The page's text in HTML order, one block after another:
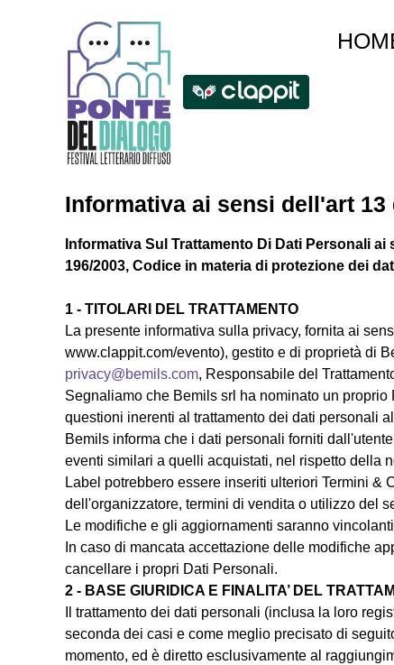
Informativa ai sensi dell'art 13
Informativa Sul Trattamento Di Dati Personali
196/2003, Codice in materia di protezione dei
1 - TITOLARI DEL TRATTAMENTO
La presente informativa sulla privacy, fornita ai
www.clappit.com/evento), gestito e di proprietà di
privacy@bemils.com, Responsabile del
Segnaliamo che Bemils srl ha nominato un
questioni inerenti al trattamento dei dati personali
Bemils informa che i dati personali forniti
eventi similari a quelli acquistati, nel rispetto della
Label potrebbero essere inseriti ulteriori Termini
dell'organizzatore, termini di vendita o utilizzo del
Le modifiche e gli aggiornamenti saranno
In caso di mancata accettazione delle modifiche
cancellare i propri Dati Personali.
2 - BASE GIURIDICA E FINALITA’ DEL
Il trattamento dei dati personali (inclusa la loro
seconda dei casi e come meglio precisato di
momento, ed è diretto esclusivamente al